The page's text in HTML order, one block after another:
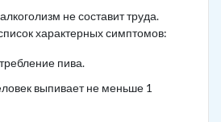
не составит труда.
характерных симптомов:
пива.
выпивает не меньше 1